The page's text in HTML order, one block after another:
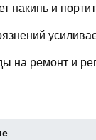
и
на ремонт и